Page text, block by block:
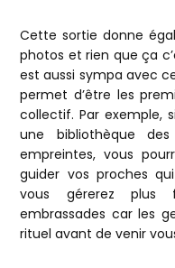
Cette sortie donne
photos et rien que ça
est aussi sympa avec
permet d’être les
collectif. Par exemple,
une bibliothèque
empreintes, vous
guider vos proches
vous gérerez plus
embrassades car les
rituel avant de venir